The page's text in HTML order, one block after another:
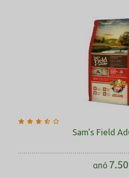
Sam's Field
από 7.50